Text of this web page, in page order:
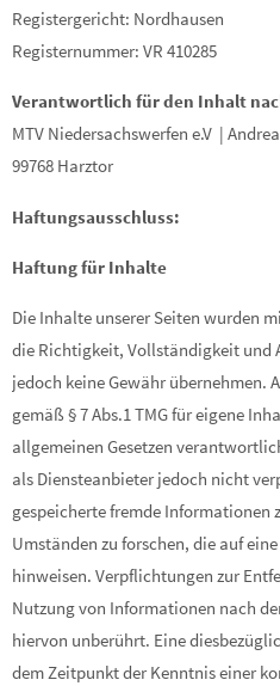
Registergericht: Nordhausen
Registernummer: VR 410285
Verantwortlich für den Inhalt
MTV Niedersachswerfen e.V |
99768 Harztor
Haftungsausschluss:
Haftung für Inhalte
Die Inhalte unserer Seiten wurden
die Richtigkeit, Vollständigkeit
jedoch keine Gewähr übernehmen.
gemäß § 7 Abs.1 TMG für eigene
allgemeinen Gesetzen
als Diensteanbieter jedoch nicht
gespeicherte fremde Informationen
Umständen zu forschen, die auf
hinweisen. Verpflichtungen zur
Nutzung von Informationen nach
hiervon unberührt. Eine
dem Zeitpunkt der Kenntnis einer